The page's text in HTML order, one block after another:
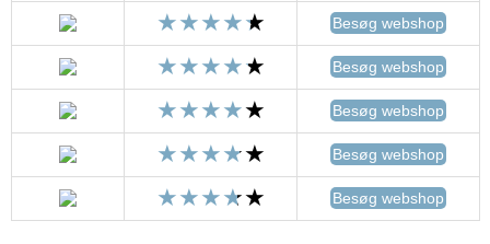
Besøg webshop
Besøg webshop
Besøg webshop
Besøg webshop
Besøg webshop